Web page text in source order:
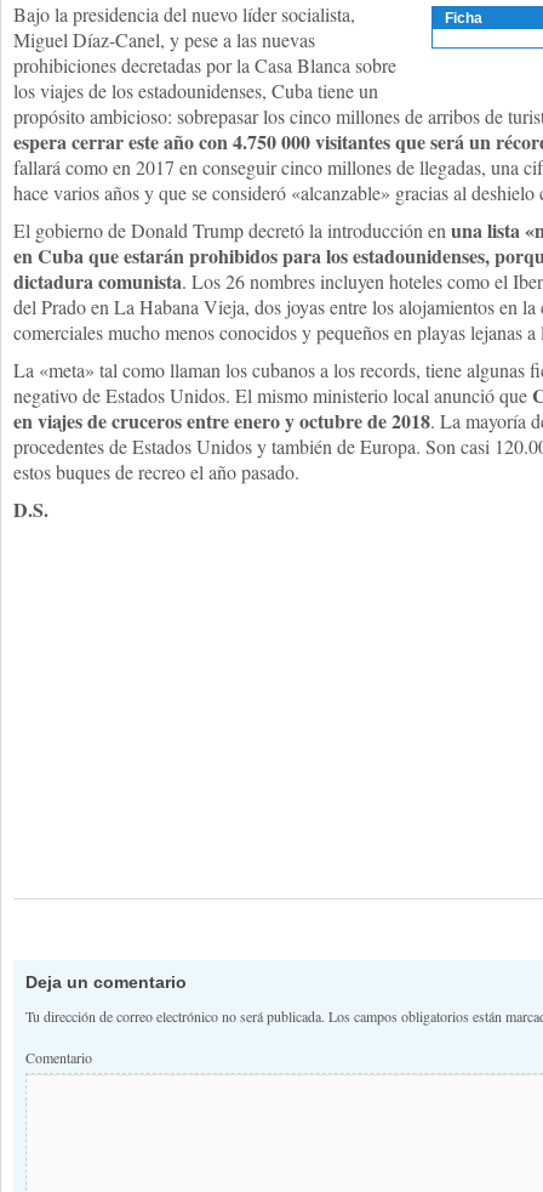
Ficha
Bajo la presidencia del nuevo líder socialista,
Miguel Díaz-Canel, y pese a las nuevas
prohibiciones decretadas por la Casa Blanca sobre
los viajes de los estadounidenses, Cuba tiene un
propósito ambicioso: sobrepasar los cinco millones de arribos de
espera cerrar este año con 4.750 000 visitantes que será un
fallará como en 2017 en conseguir cinco millones de llegadas, una
hace varios años y que se consideró «alcanzable» gracias al
El gobierno de Donald Trump decretó la introducción en una lista
en Cuba que estarán prohibidos para los estadounidenses,
dictadura comunista. Los 26 nombres incluyen hoteles como el
del Prado en La Habana Vieja, dos joyas entre los alojamientos en la
comerciales mucho menos conocidos y pequeños en playas lejanas a
La «meta» tal como llaman los cubanos a los records, tiene algunas
negativo de Estados Unidos. El mismo ministerio local anunció que
en viajes de cruceros entre enero y octubre de 2018. La mayoría
procedentes de Estados Unidos y también de Europa. Son casi
estos buques de recreo el año pasado.
D.S.
Deja un comentario
Tu dirección de correo electrónico no será publicada. Los campos obligatorios están
Comentario